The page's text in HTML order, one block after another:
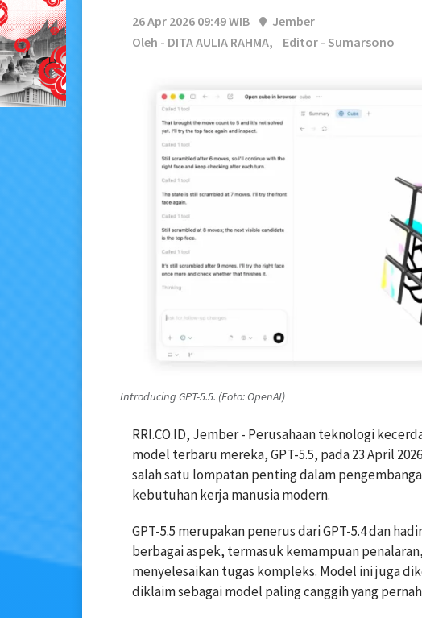
26 Apr 2026 09:49 WIB
Jember
Oleh - DITA AULIA RAHMA,
Editor - Sumarsono
Introducing GPT-5.5. (Foto: OpenAI)
RRI.CO.ID, Jember - Perusahaan teknologi
model terbaru mereka, GPT-5.5, pada 23 April
salah satu lompatan penting dalam
kebutuhan kerja manusia modern.
GPT-5.5 merupakan penerus dari GPT-5.4 dan
berbagai aspek, termasuk kemampuan
menyelesaikan tugas kompleks. Model ini juga
diklaim sebagai model paling canggih yang